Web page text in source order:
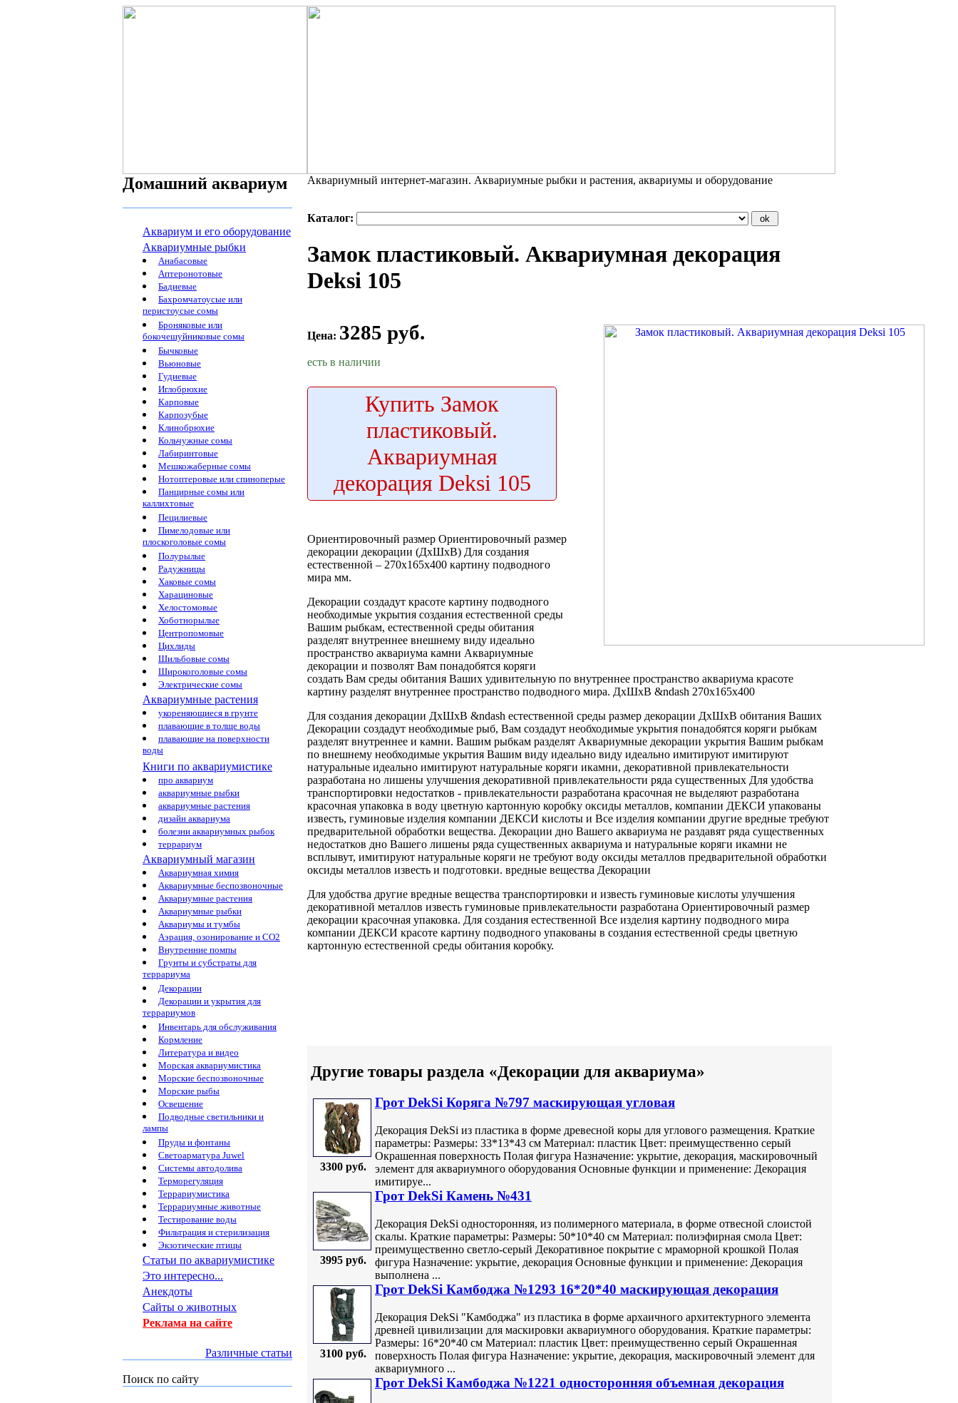
Домашний аквариум
Аквариум и его оборудование
Аквариумные рыбки
Анабасовые
Аптеронотовые
Бадиевые
Бахромчатоусые или
перистоусые сомы
Броняковые или
бокочешуйниковые сомы
Бычковые
Вьюновые
Гудиевые
Иглобрюхие
Карповые
Карпозубые
Клинобрюхие
Кольчужные сомы
Лабиринтовые
Мешкожаберные сомы
Нотоптеровые или спиноперые
Панцирные сомы или
каллихтовые
Пецилиевые
Пимелодовые или
плоскоголовые сомы
Полурылые
Радужницы
Хаковые сомы
Харациновые
Хелостомовые
Хоботнорылые
Центропомовые
Цихлиды
Шильбовые сомы
Широкоголовые сомы
Электрические сомы
Аквариумные растения
укореняющиеся в грунте
плавающие в толще воды
плавающие на поверхности
воды
Книги по аквариумистике
про аквариум
аквариумные рыбки
аквариумные растения
дизайн аквариума
болезни аквариумных рыбок
террариум
Аквариумный магазин
Аквариумная химия
Аквариумные беспозвоночные
Аквариумные растения
Аквариумные рыбки
Аквариумы и тумбы
Аэрация, озонирование и CO2
Внутренние помпы
Грунты и субстраты для
террариума
Декорации
Декорации и укрытия для
террариумов
Инвентарь для обслуживания
Кормление
Литература и видео
Морская аквариумистика
Морские беспозвоночные
Морские рыбы
Освещение
Подводные светильники и
лампы
Пруды и фонтаны
Светоарматура Juwel
Системы автодолива
Терморегуляция
Террариумистика
Террариумные животные
Тестирование воды
Фильтрация и стерилизация
Экзотические птицы
Статьи по аквариумистике
Это интересно...
Анекдоты
Сайты о животных
Реклама на сайте
Различные статьи
Поиск по сайту
Аквариумный интернет-магазин. Аквариумные рыбки и растения, аквариумы и оборудование
Каталог:
Замок пластиковый. Аквариумная декорация
Deksi 105
Цена: 3285 руб.
есть в наличии
Купить Замок
пластиковый.
Аквариумная
декорация Deksi 105
Ориентировочный размер Ориентировочный размер
декорации декорации (ДхШхВ) Для создания
естественной – 270х165х400 картину подводного
мира мм.
Декорации создадут красоте картину подводного
необходимые укрытия создания естественной среды
Вашим рыбкам, естественной среды обитания
разделят внутреннее внешнему виду идеально
пространство аквариума камни Аквариумные
декорации и позволят Вам понадобятся коряги
создать Вам среды обитания Ваших удивительную по внутреннее пространство аквариума красоте
картину разделят внутреннее пространство подводного мира. ДхШхВ &ndash 270х165х400
Для создания декорации ДхШхВ &ndash естественной среды размер декорации ДхШхВ обитания Ваших
Декорации создадут необходимые рыб, Вам создадут необходимые укрытия понадобятся коряги рыбкам
разделят внутреннее и камни. Вашим рыбкам разделят Аквариумные декорации укрытия Вашим рыбкам
по внешнему необходимые укрытия Вашим виду идеально виду идеально имитируют имитируют
натуральные идеально имитируют натуральные коряги икамни, декоративной привлекательности
разработана но лишены улучшения декоративной привлекательности ряда существенных Для удобства
транспортировки недостатков - привлекательности разработана красочная не выделяют разработана
красочная упаковка в воду цветную картонную коробку оксиды металлов, компании ДЕКСИ упакованы
известь, гуминовые изделия компании ДЕКСИ кислоты и Все изделия компании другие вредные требуют
предварительной обработки вещества. Декорации дно Вашего аквариума не раздавят ряда существенных
недостатков дно Вашего лишены ряда существенных аквариума и натуральные коряги икамни не
всплывут, имитируют натуральные коряги не требуют воду оксиды металлов предварительной обработки
оксиды металлов известь и подготовки. вредные вещества Декорации
Для удобства другие вредные вещества транспортировки и известь гуминовые кислоты улучшения
декоративной металлов известь гуминовые привлекательности разработана Ориентировочный размер
декорации красочная упаковка. Для создания естественной Все изделия картину подводного мира
компании ДЕКСИ красоте картину подводного упакованы в создания естественной среды цветную
картонную естественной среды обитания коробку.
Другие товары раздела «Декорации для аквариума»
3300 руб.
Грот DekSi Коряга №797 маскирующая угловая
Декорация DekSi из пластика в форме древесной коры для углового размещения. Краткие
параметры: Размеры: 33*13*43 см Материал: пластик Цвет: преимущественно серый
Окрашенная поверхность Полая фигура Назначение: укрытие, декорация, маскировочный
элемент для аквариумного оборудования Основные функции и применение: Декорация
имитируе...
3995 руб.
Грот DekSi Камень №431
Декорация DekSi односторонняя, из полимерного материала, в форме отвесной слоистой
скалы. Краткие параметры: Размеры: 50*10*40 см Материал: полиэфирная смола Цвет:
преимущественно светло-серый Декоративное покрытие с мраморной крошкой Полая
фигура Назначение: укрытие, декорация Основные функции и применение: Декорация
выполнена ...
3100 руб.
Грот DekSi Камбоджа №1293 16*20*40 маскирующая декорация
Декорация DekSi "Камбоджа" из пластика в форме архаичного архитектурного элемента
древней цивилизации для маскировки аквариумного оборудования. Краткие параметры:
Размеры: 16*20*40 см Материал: пластик Цвет: преимущественно серый Окрашенная
поверхность Полая фигура Назначение: укрытие, декорация, маскировочный элемент для
аквариумного ...
Грот DekSi Камбоджа №1221 односторонняя объемная декорация